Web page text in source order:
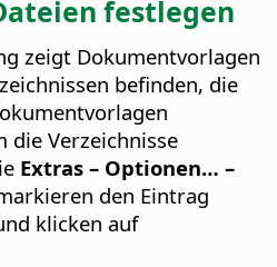
festlegen
zeigt Dokumentvorlagen
befinden, die
die Verzeichnisse
Extras – Optionen… –
den Eintrag
klicken auf